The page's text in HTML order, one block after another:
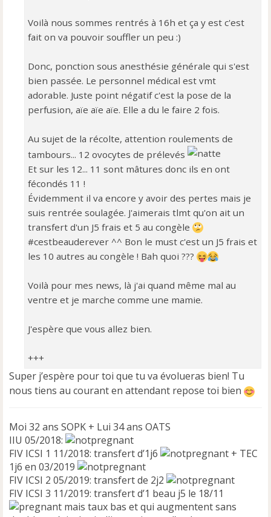
Voilà nous sommes rentrés à 16h et ça y est c'est
fait on va pouvoir souffler un peu :)
Donc, ponction sous anesthésie générale qui s'est
bien passée. Le personnel médical est vmt
adorable. Juste point négatif c'est la pose de la
perfusion, aïe aïe aïe. Elle a du le faire 2 fois.
Au sujet de la récolte, attention roulements de
tambours... 12 ovocytes de prélevés
Et sur les 12... 11 sont mâtures donc ils en ont
fécondés 11 !
Évidemment il va encore y avoir des pertes mais je
suis rentrée soulagée. J'aimerais tlmt qu'on ait un
transfert d'un J5 frais et 5 au congèle
#cestbeauderever ^^ Bon le must c'est un J5 frais et
les 10 autres au congèle ! Bah quoi ???
Voilà pour mes news, là j'ai quand même mal au
ventre et je marche comme une mamie.
J'espère que vous allez bien.
+++
Super j’espère pour toi que tu va évolueras bien! Tu
nous tiens au courant en attendant repose toi bien
Moi 32 ans SOPK + Lui 34 ans OATS
IIU 05/2018:
FIV ICSI 1 11/2018: transfert d’1j6
+ TEC
1j6 en 03/2019
FIV ICSI 2 05/2019: transfert de 2j2
FIV ICSI 3 11/2019: transfert d’1 beau j5 le 18/11
mais taux bas et qui augmentent sans